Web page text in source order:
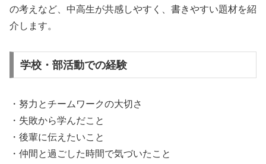
の考えなど、中高生が共感しやすく、書きやすい題材を紹
介します。
学校・部活動での経験
・努力とチームワークの大切さ
・失敗から学んだこと
・後輩に伝えたいこと
・仲間と過ごした時間で気づいたこと